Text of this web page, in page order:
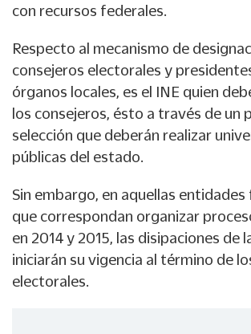
con recursos federales.
Respecto al mecanismo de
consejeros electorales y
órganos locales, es el INE quien
los consejeros, ésto a través de un
selección que deberán realizar
públicas del estado.
Sin embargo, en aquellas
que correspondan organizar
en 2014 y 2015, las disipaciones de
iniciarán su vigencia al término de
electorales.